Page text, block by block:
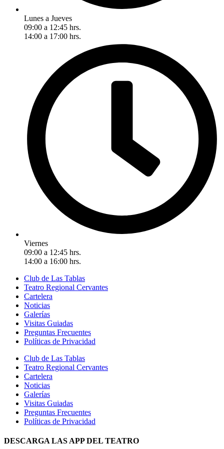
Lunes a Jueves
09:00 a 12:45 hrs.
14:00 a 17:00 hrs.
Viernes
09:00 a 12:45 hrs.
14:00 a 16:00 hrs.
Club de Las Tablas
Teatro Regional Cervantes
Cartelera
Noticias
Galerías
Visitas Guiadas
Preguntas Frecuentes
Políticas de Privacidad
Club de Las Tablas
Teatro Regional Cervantes
Cartelera
Noticias
Galerías
Visitas Guiadas
Preguntas Frecuentes
Políticas de Privacidad
DESCARGA LAS APP DEL TEATRO